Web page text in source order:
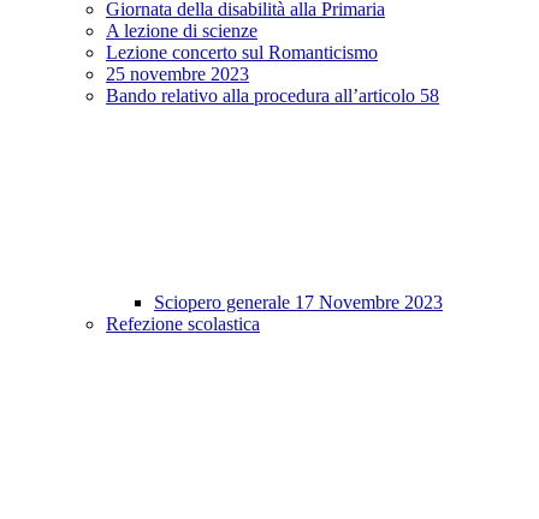
Giornata della disabilità alla Primaria
A lezione di scienze
Lezione concerto sul Romanticismo
25 novembre 2023
Bando relativo alla procedura all’articolo 58
Sciopero generale 17 Novembre 2023
Refezione scolastica